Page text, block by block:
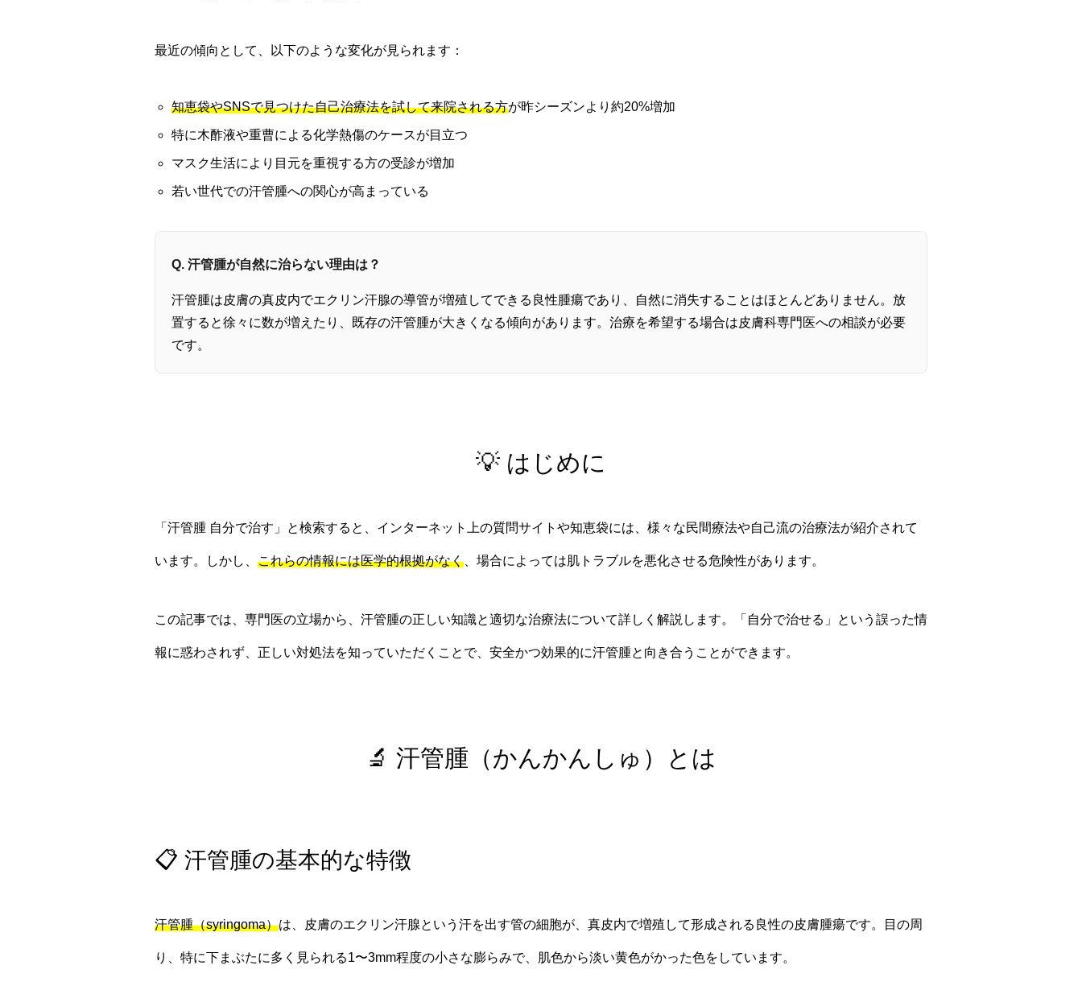
最近の傾向として、以下のような変化が見られます：
知恵袋やSNSで見つけた自己治療法を試して来院される方が昨シーズンより約20%増加
特に木酢液や重曹による化学熱傷のケースが目立つ
マスク生活により目元を重視する方の受診が増加
若い世代での汗管腫への関心が高まっている
Q. 汗管腫が自然に治らない理由は？
汗管腫は皮膚の真皮内でエクリン汗腺の導管が増殖してできる良性腫瘍であり、自然に消失することはほとんどありません。放
置すると徐々に数が増えたり、既存の汗管腫が大きくなる傾向があります。治療を希望する場合は皮膚科専門医への相談が必要
です。
💡 はじめに
「汗管腫 自分で治す」と検索すると、インターネット上の質問サイトや知恵袋には、様々な民間療法や自己流の治療法が紹介されて
います。しかし、 これらの情報には医学的根拠がなく 、場合によっては肌トラブルを悪化させる危険性があります。
この記事では、専門医の立場から、汗管腫の正しい知識と適切な治療法について詳しく解説します。「自分で治せる」という誤った情
報に惑わされず、正しい対処法を知っていただくことで、安全かつ効果的に汗管腫と向き合うことができます。
🔬 汗管腫（かんかんしゅ）とは
📋 汗管腫の基本的な特徴
汗管腫（syringoma）は、皮膚のエクリン汗腺という汗を出す管の細胞が、真皮内で増殖して形成される良性の皮膚腫瘍です。目の周
り、特に下まぶたに多く見られる1〜3mm程度の小さな膨らみで、肌色から淡い黄色がかった色をしています。